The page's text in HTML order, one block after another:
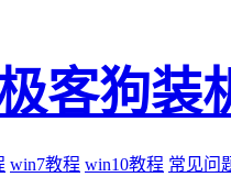
客狗装
win7教程 win10教程 常见问